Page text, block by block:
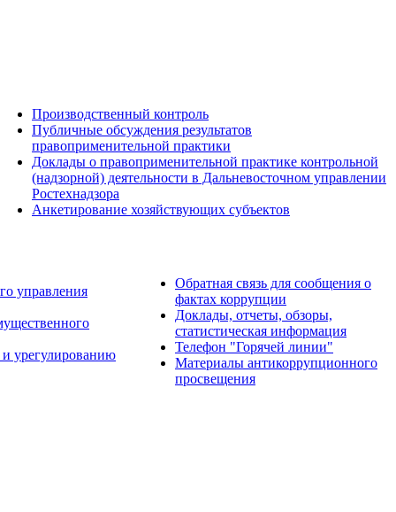
Производственный контроль
Публичные обсуждения результатов
правоприменительной практики
Доклады о правоприменительной практике контрольной
(надзорной) деятельности в Дальневосточном управлении
Ростехнадзора
Анкетирование хозяйствующих субъектов
управления
урегулированию
Обратная связь для сообщения о
фактах коррупции
Доклады, отчеты, обзоры,
статистическая информация
Телефон "Горячей линии"
Материалы антикоррупционного
просвещения